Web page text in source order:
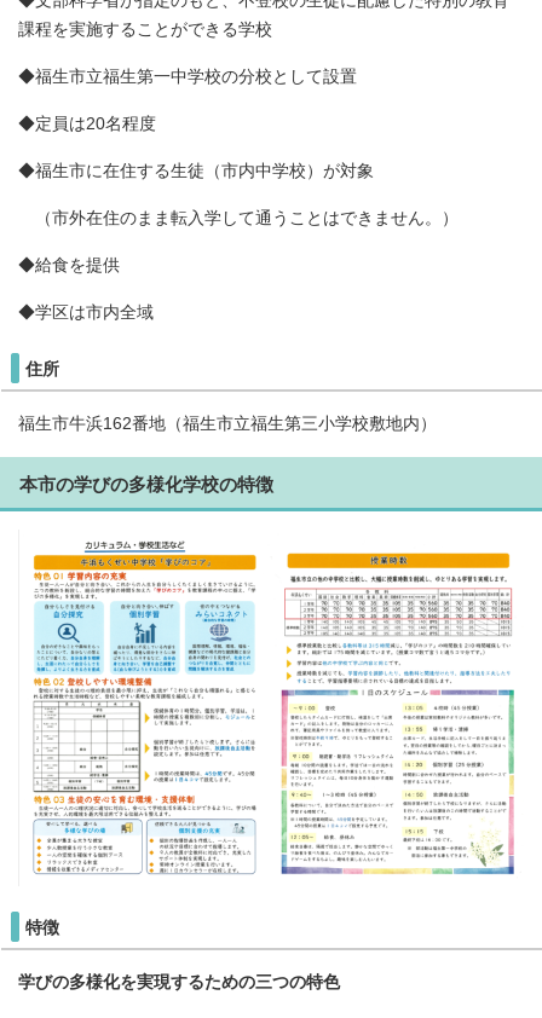
課程を実施することができる学校
◆福生市立福生第一中学校の分校として設置
◆定員は20名程度
◆福生市に在住する生徒（市内中学校）が対象
（市外在住のまま転入学して通うことはできません。）
◆給食を提供
◆学区は市内全域
住所
福生市牛浜162番地（福生市立福生第三小学校敷地内）
本市の学びの多様化学校の特徴
特徴
学びの多様化を実現するための三つの特色